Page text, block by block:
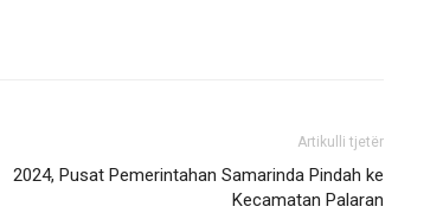
Artikulli tjetër
2024, Pusat Pemerintahan Samarinda Pindah ke
Kecamatan Palaran